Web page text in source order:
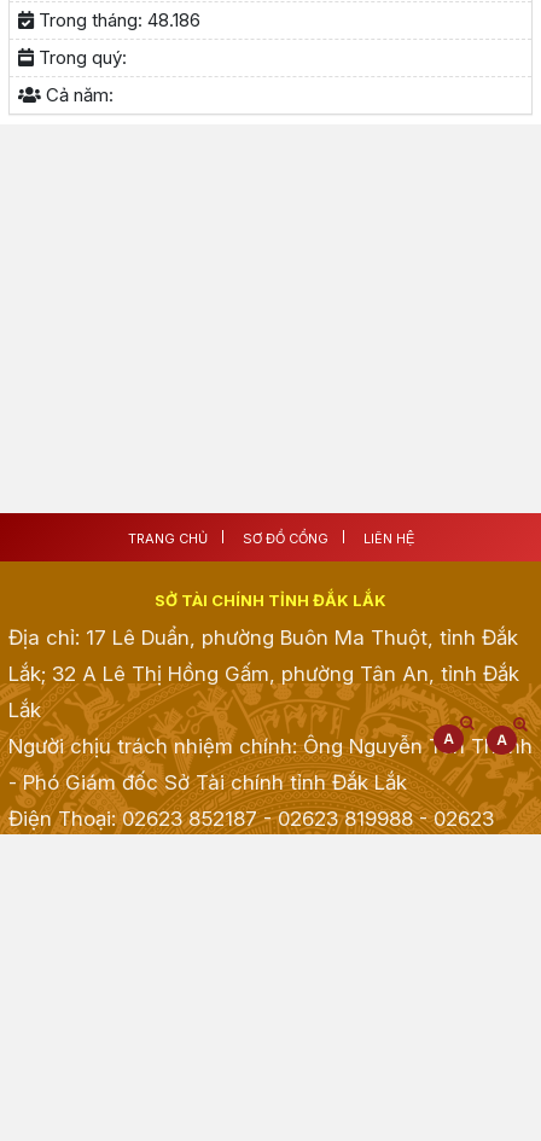
Trong tháng: 48.186
Trong quý:
Cả năm:
TRANG CHỦ SƠ ĐỒ CỔNG LIÊN HỆ
SỞ TÀI CHÍNH TỈNH ĐẮK LẮK
Địa chỉ: 17 Lê Duẩn, phường Buôn Ma Thuột, tỉnh Đắk
Lắk; 32 A Lê Thị Hồng Gấm, phường Tân An, tỉnh Đắk
Lắk
Người chịu trách nhiệm chính: Ông Nguyễn Tấn Thành
- Phó Giám đốc Sở Tài chính tỉnh Đắk Lắk
Điện Thoại: 02623 852187 - 02623 819988 - 02623